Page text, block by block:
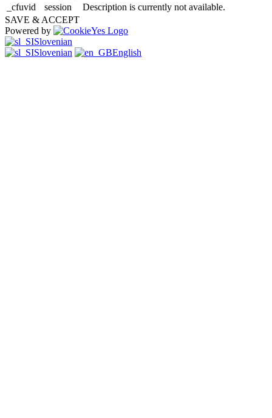
_cfuvid
session
Description is currently not available.
SAVE & ACCEPT
Powered by
Slovenian
Slovenian
English